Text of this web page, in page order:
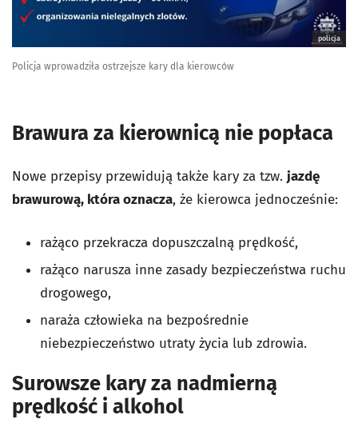
policja
Policja wprowadziła ostrzejsze kary dla kierowców
Brawura za kierownicą nie popłaca
Nowe przepisy przewidują także kary za tzw. jazdę
brawurową, która oznacza, że kierowca jednocześnie:
rażąco przekracza dopuszczalną prędkość,
rażąco narusza inne zasady bezpieczeństwa ruchu
drogowego,
naraża człowieka na bezpośrednie
niebezpieczeństwo utraty życia lub zdrowia.
Surowsze kary za nadmierną
prędkość i alkohol